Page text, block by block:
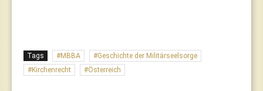
Tags MBBA
Geschichte der Militärseelsorge
Kirchenrecht
Österreich